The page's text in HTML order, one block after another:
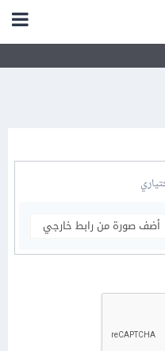
أضف صورة من رابط خارجي